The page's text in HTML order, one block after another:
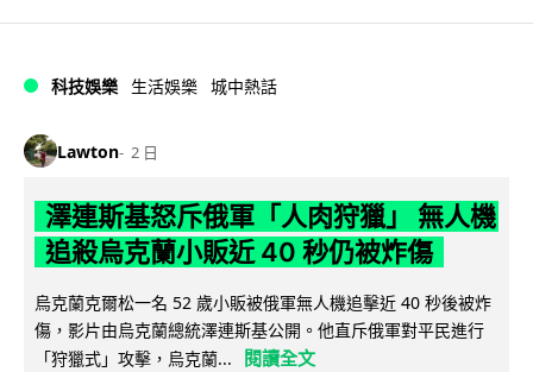
科技娛樂 生活娛樂 城中熱話
Lawton 2 日
澤連斯基怒斥俄軍「人肉狩獵」 無人機
追殺烏克蘭小販近 40 秒仍被炸傷
烏克蘭克爾松一名 52 歲小販被俄軍無人機追擊近 40 秒後被炸
傷，影片由烏克蘭總統澤連斯基公開。他直斥俄軍對平民進行
「狩獵式」攻擊，烏克蘭...
閱讀全文